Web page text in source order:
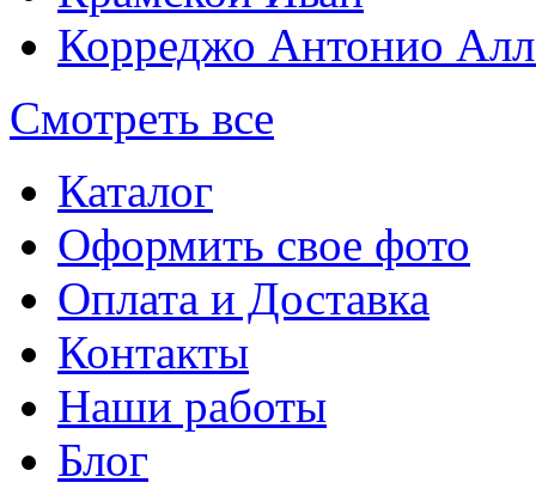
Корреджо Антонио
Смотреть все
Каталог
Оформить свое фото
Оплата и Доставка
Контакты
Наши работы
Блог